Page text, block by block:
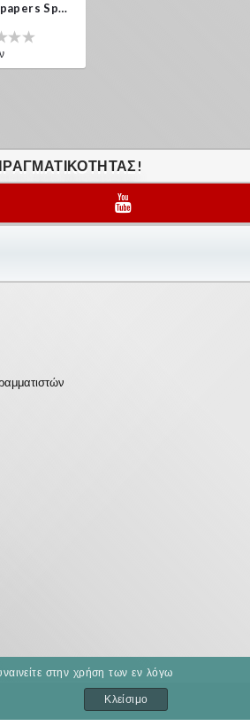
Newspapers Spain VR
στην χρήση των εν λόγω
Κλείσιμο